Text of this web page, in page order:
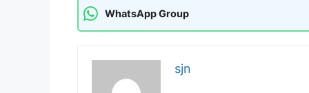
WhatsApp Group
sjn